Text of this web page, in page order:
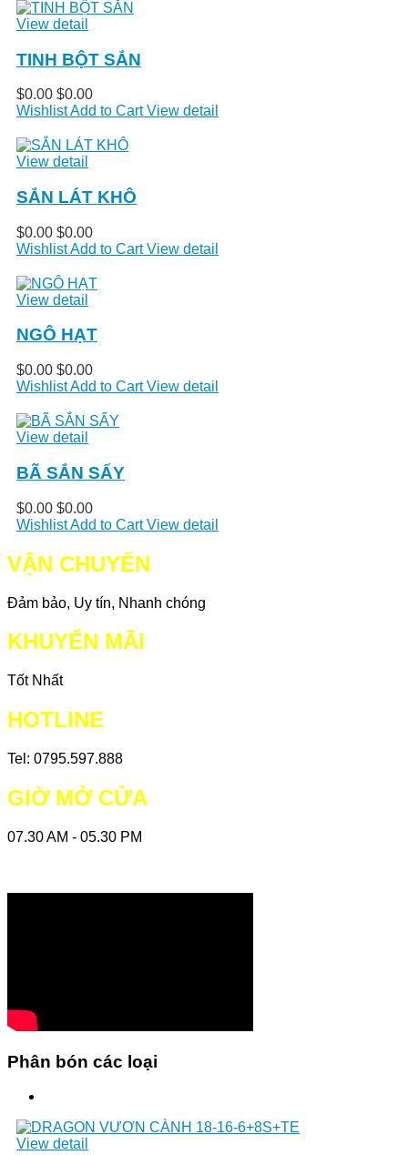
View detail
TINH BỘT SẮN
$0.00 $0.00
WishlistAdd to CartView detail
View detail
SẮN LÁT KHÔ
$0.00 $0.00
WishlistAdd to CartView detail
View detail
NGÔ HẠT
$0.00 $0.00
WishlistAdd to CartView detail
View detail
BÃ SẮN SẤY
$0.00 $0.00
WishlistAdd to CartView detail
VẬN CHUYỂN
Đảm bảo, Uy tín, Nhanh chóng
KHUYẾN MÃI
Tốt Nhất
HOTLINE
Tel: 0795.597.888
GIỜ MỞ CỬA
07.30 AM - 05.30 PM
Phân bón các loại
View detail